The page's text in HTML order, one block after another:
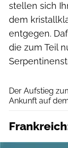
stellen sich
dem
entgegen.
die zum Teil
Der Aufstieg
Ankunft auf